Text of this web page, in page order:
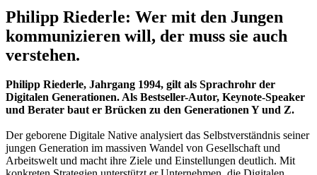
Philipp Riederle: Wer mit den Jungen
kommunizieren will, der muss sie auch
verstehen.
Philipp Riederle, Jahrgang 1994, gilt als Sprachrohr der
Digitalen Generationen. Als Bestseller-Autor, Keynote-Speaker
und Berater baut er Brücken zu den Generationen Y und Z.
Der geborene Digitale Native analysiert das Selbstverständnis seiner
jungen Generation im massiven Wandel von Gesellschaft und
Arbeitswelt und macht ihre Ziele und Einstellungen deutlich. Mit